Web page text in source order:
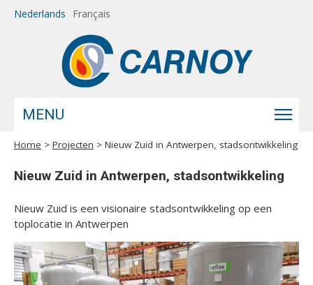
Overslaan en naar de inhoud gaan
Nederlands Français
MENU
U bent hier
Home > Projecten > Nieuw Zuid in Antwerpen, stadsontwikkeling
Nieuw Zuid in Antwerpen, stadsontwikkeling
Nieuw Zuid is een visionaire stadsontwikkeling op een
toplocatie in Antwerpen